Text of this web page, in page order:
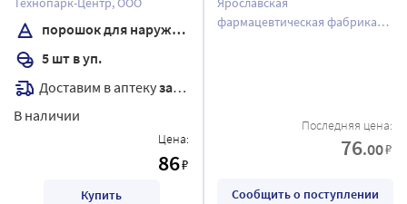
пачка
порошок для наружного применения
5 шт в уп.
Доставим в аптекузавтра
В наличии
Цена:
86₽
Купить
фармацевтическая фабрика
Последняя цена:
76.00₽
Сообщить о поступлении